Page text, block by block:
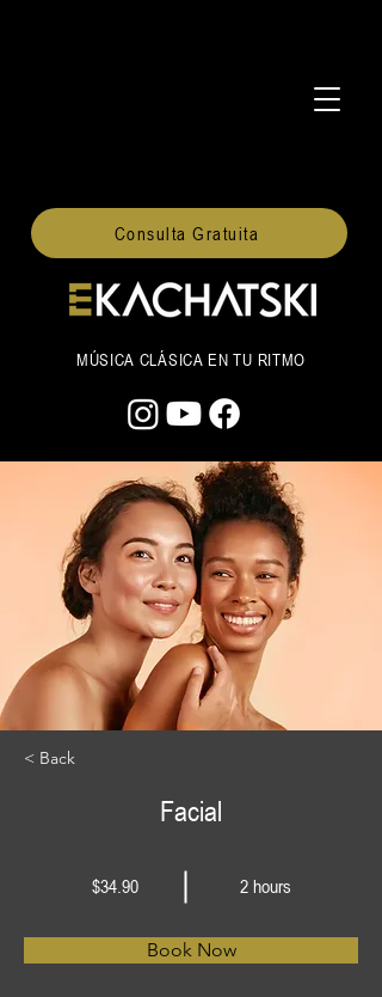
Consulta Gratuita
MÚSICA CLÁSICA EN TU RITMO
< Back
Facial
$34.90 2 hours
Book Now